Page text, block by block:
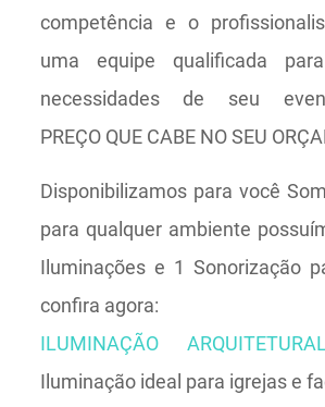
competência e o
uma equipe qualificada
necessidades de seu
PREÇO QUE CABE NO SEU
Disponibilizamos para você
para qualquer ambiente
Iluminações e 1 Sonorização
confira agora:
ILUMINAÇÃO ARQUITETURAL
Iluminação ideal para igrejas e